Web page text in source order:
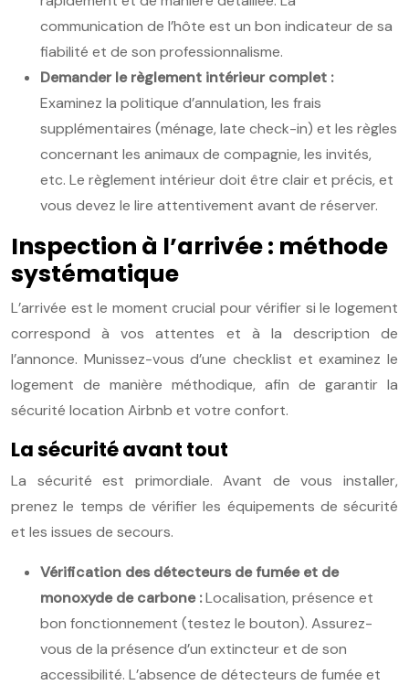
communication de l’hôte est un bon indicateur de sa
fiabilité et de son professionnalisme.
Demander le règlement intérieur complet :
Examinez la politique d’annulation, les frais
supplémentaires (ménage, late check-in) et les règles
concernant les animaux de compagnie, les invités,
etc. Le règlement intérieur doit être clair et précis, et
vous devez le lire attentivement avant de réserver.
Inspection à l’arrivée : méthode
systématique
L’arrivée est le moment crucial pour vérifier si le logement
correspond à vos attentes et à la description de
l’annonce. Munissez-vous d’une checklist et examinez le
logement de manière méthodique, afin de garantir la
sécurité location Airbnb et votre confort.
La sécurité avant tout
La sécurité est primordiale. Avant de vous installer,
prenez le temps de vérifier les équipements de sécurité
et les issues de secours.
Vérification des détecteurs de fumée et de
monoxyde de carbone :Localisation, présence et
bon fonctionnement (testez le bouton). Assurez-
vous de la présence d’un extincteur et de son
accessibilité. L’absence de détecteurs de fumée et